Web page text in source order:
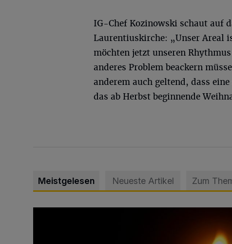
IG-Chef Kozinowski schaut auf
Laurentiuskirche: „Unser Areal
möchten jetzt unseren
anderes Problem beackern
anderem auch geltend, dass
das ab Herbst beginnende
Meistgelesen Neueste Artikel Zum